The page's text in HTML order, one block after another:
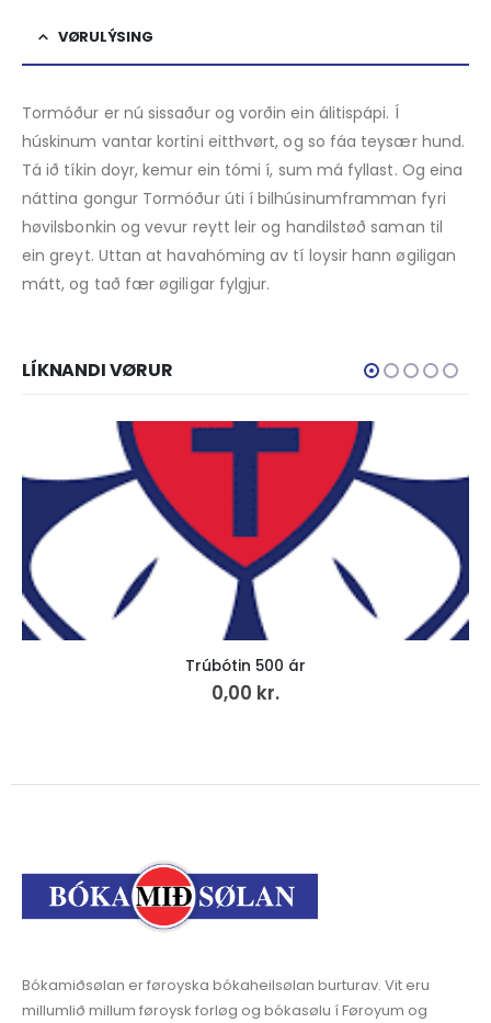
VØRULÝSING
Tormóður er nú sissaður og vorðin ein álitispápi. Í
húskinum vantar kortini eitthvørt, og so fáa teysær hund.
Tá ið tíkin doyr, kemur ein tómi í, sum má fyllast. Og eina
náttina gongur Tormóður úti í bilhúsinumframman fyri
høvilsbonkin og vevur reytt leir og handilstøð saman til
ein greyt. Uttan at havahóming av tí loysir hann øgiligan
mátt, og tað fær øgiligar fylgjur.
LÍKNANDI VØRUR
Trúbótin 500 ár
0,00 kr.
Bókamiðsølan er føroyska bókaheilsølan burturav. Vit eru
millumlið millum føroysk forløg og bókasølu í Føroyum og